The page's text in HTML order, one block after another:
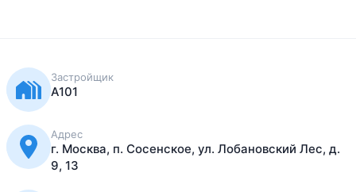
Застройщик
А101
Адрес
г. Москва, п. Сосенское, ул. Лобановский Лес, д.
9, 13